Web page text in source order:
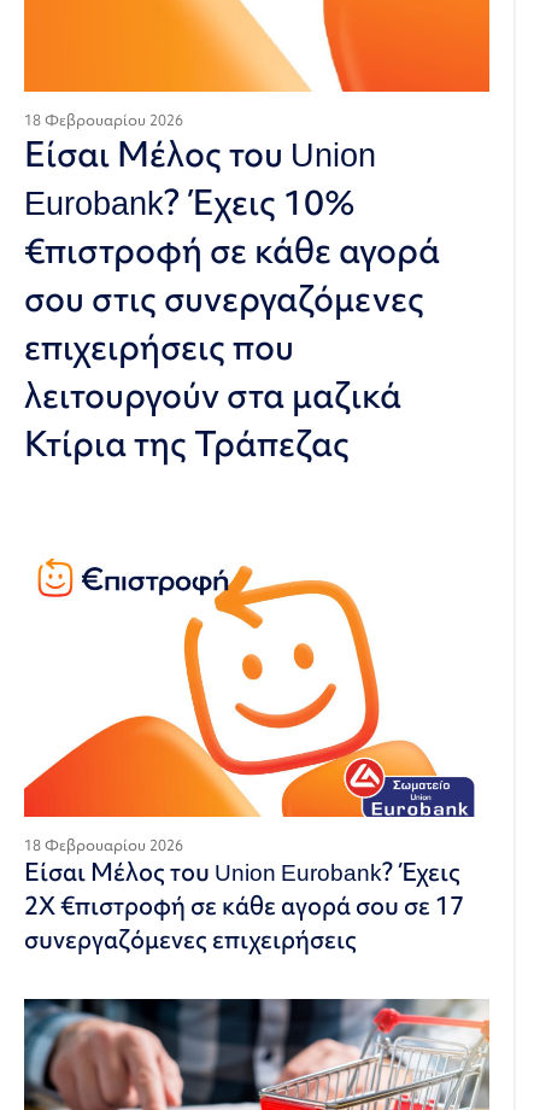
18 Φεβρουαρίου 2026
Είσαι Μέλος του Union
Eurobank? Έχεις 10%
€πιστροφή σε κάθε αγορά
σου στις συνεργαζόμενες
επιχειρήσεις που
λειτουργούν στα μαζικά
Κτίρια της Τράπεζας
18 Φεβρουαρίου 2026
Είσαι Μέλος του Union Eurobank? Έχεις
2Χ €πιστροφή σε κάθε αγορά σου σε 17
συνεργαζόμενες επιχειρήσεις